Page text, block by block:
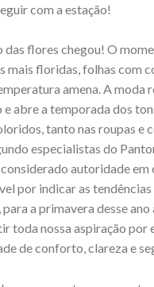
com a estação!
das flores chegou! O
mais floridas, folhas com
amena. A moda
abre a temporada dos
tanto nas roupas e
especialistas do
autoridade em
por indicar as tendências
a primavera desse ano
toda nossa aspiração por
de conforto, clareza e